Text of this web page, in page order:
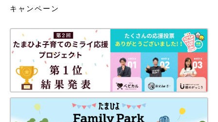
キャンペーン